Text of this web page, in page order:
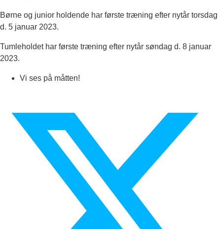
Børne og junior holdende har første træning efter nytår torsdag
d. 5 januar 2023.
Tumleholdet har første træning efter nytår søndag d. 8 januar
2023.
Vi ses på måtten!